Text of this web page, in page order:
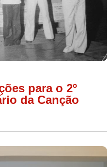
para o 2º
da Canção